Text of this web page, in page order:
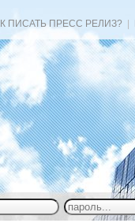
ПИСАТЬ ПРЕСС РЕЛИЗ?